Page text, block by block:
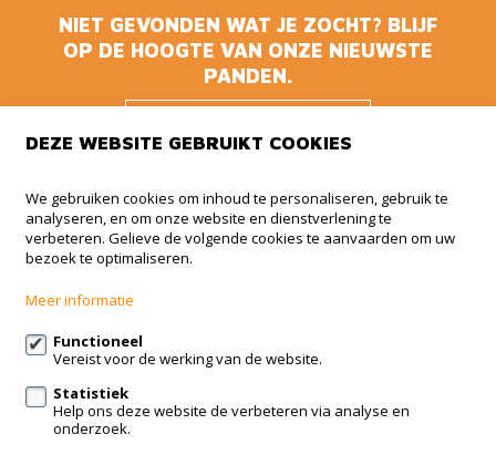
NIET GEVONDEN WAT JE ZOCHT? BLIJF
OP DE HOOGTE VAN ONZE NIEUWSTE
PANDEN.
HOOGTE
Animmo
Haachtsesteenweg 510 BUS 5
1910 Kampenhout
info@animmo.eu
Volg ons op:
DEZE WEBSITE GEBRUIKT COOKIES
We gebruiken cookies om inhoud te personaliseren, gebruik te
analyseren, en om onze website en dienstverlening te
verbeteren. Gelieve de volgende cookies te aanvaarden om uw
bezoek te optimaliseren.
Meer informatie
Functioneel
Vereist voor de werking van de website.
Statistiek
Help ons deze website de verbeteren via analyse en
onderzoek.